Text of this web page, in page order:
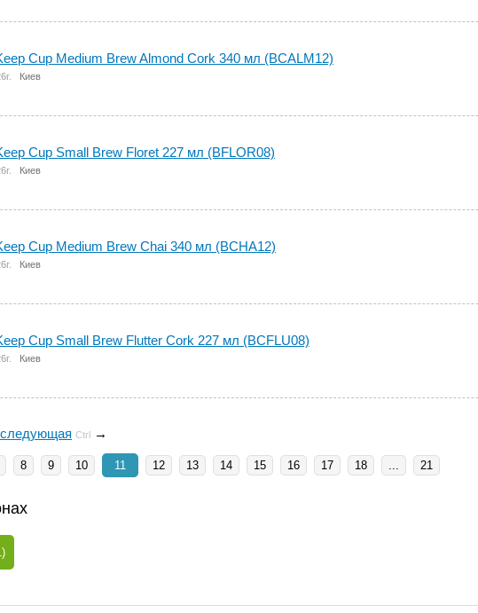
Cup Medium Brew Almond Cork 340 мл (BCALM12)
Киев
Cup Small Brew Floret 227 мл (BFLOR08)
Киев
Cup Medium Brew Chai 340 мл (BCHA12)
Киев
Cup Small Brew Flutter Cork 227 мл (BCFLU08)
Киев
следующая Ctrl →
8 9 10 11 12 13 14 15 16 17 18 ... 21